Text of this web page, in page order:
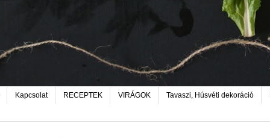
Kapcsolat RECEPTEK VIRÁGOK Tavaszi, Húsvéti dekoráció